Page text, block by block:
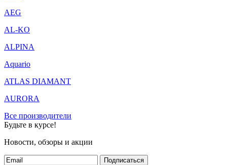
AEG
AL-KO
ALPINA
Aquario
ATLAS DIAMANT
AURORA
Все производители
Будьте в курсе!
Новости, обзоры и акции
Подписаться